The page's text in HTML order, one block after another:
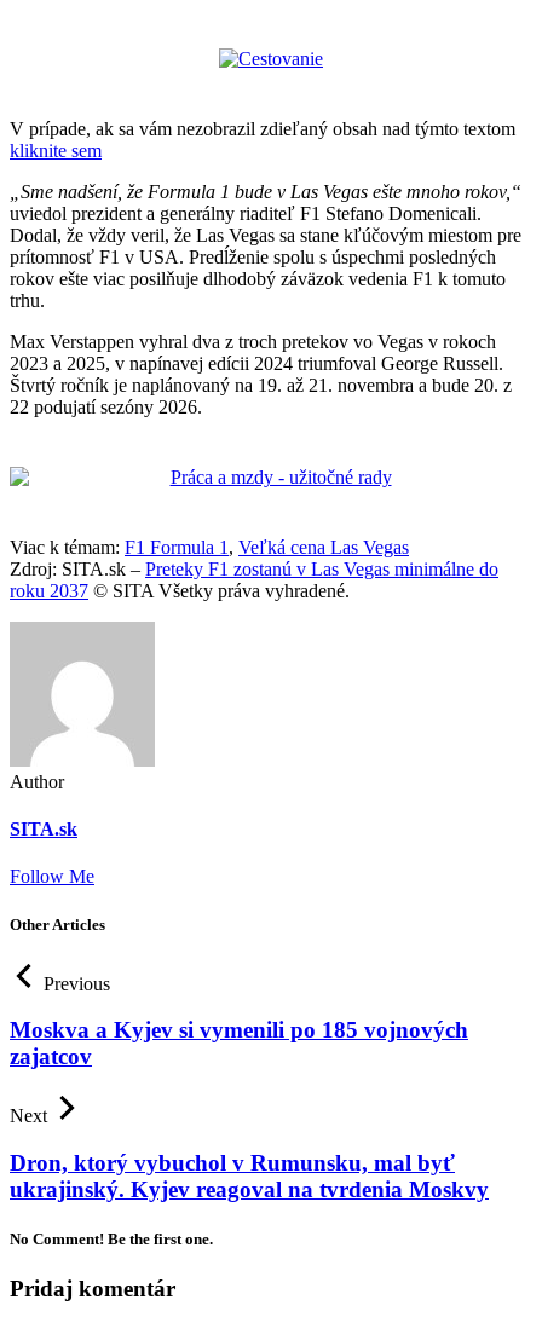
V prípade, ak sa vám nezobrazil zdieľaný obsah nad týmto textom
kliknite sem
„Sme nadšení, že Formula 1 bude v Las Vegas ešte mnoho rokov,“
uviedol prezident a generálny riaditeľ F1 Stefano Domenicali.
Dodal, že vždy veril, že Las Vegas sa stane kľúčovým miestom pre
prítomnosť F1 v USA. Predĺženie spolu s úspechmi posledných
rokov ešte viac posilňuje dlhodobý záväzok vedenia F1 k tomuto
trhu.
Max Verstappen vyhral dva z troch pretekov vo Vegas v rokoch
2023 a 2025, v napínavej edícii 2024 triumfoval George Russell.
Štvrtý ročník je naplánovaný na 19. až 21. novembra a bude 20. z
22 podujatí sezóny 2026.
Viac k témam: F1 Formula 1 , Veľká cena Las Vegas
Zdroj: SITA.sk – Preteky F1 zostanú v Las Vegas minimálne do
roku 2037 © SITA Všetky práva vyhradené.
Author
SITA.sk
Follow Me
Other Articles
Previous
Moskva a Kyjev si vymenili po 185 vojnových
zajatcov
Next
Dron, ktorý vybuchol v Rumunsku, mal byť
ukrajinský. Kyjev reagoval na tvrdenia Moskvy
No Comment! Be the first one.
Pridaj komentár